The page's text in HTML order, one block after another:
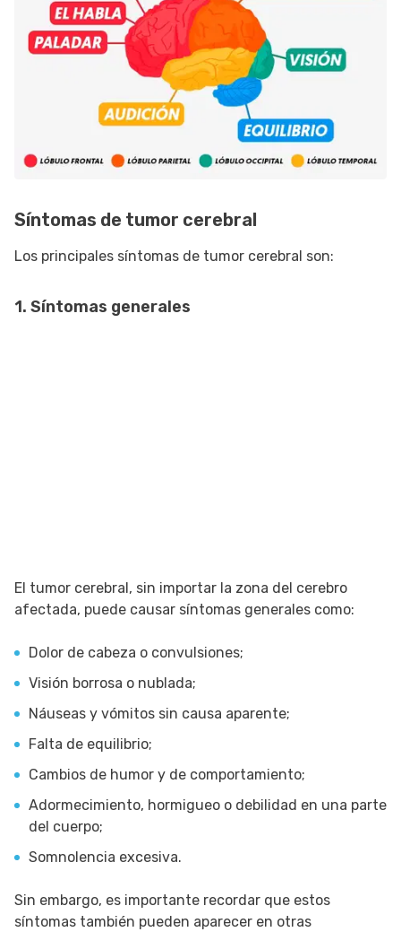
Síntomas de tumor cerebral
Los principales síntomas de tumor cerebral son:
1. Síntomas generales
El tumor cerebral, sin importar la zona del cerebro
afectada, puede causar síntomas generales como:
Dolor de cabeza o convulsiones;
Visión borrosa o nublada;
Náuseas y vómitos sin causa aparente;
Falta de equilibrio;
Cambios de humor y de comportamiento;
Adormecimiento, hormigueo o debilidad en una parte
del cuerpo;
Somnolencia excesiva.
Sin embargo, es importante recordar que estos
síntomas también pueden aparecer en otras